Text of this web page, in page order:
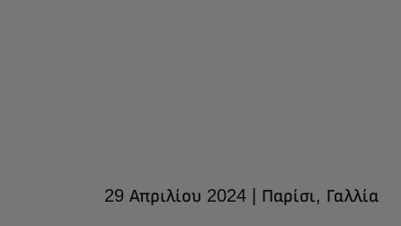
29 Απριλίου 2024 | Παρίσι, Γαλλία